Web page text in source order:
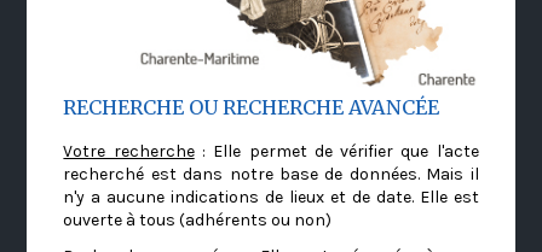
RECHERCHE OU RECHERCHE AVANCÉE
Votre recherche: Elle permet de vérifier que l'acte
recherché est dans notre base de données. Mais il
n'y a aucune indications de lieux et de date. Elle est
ouverte à tous (adhérents ou non)